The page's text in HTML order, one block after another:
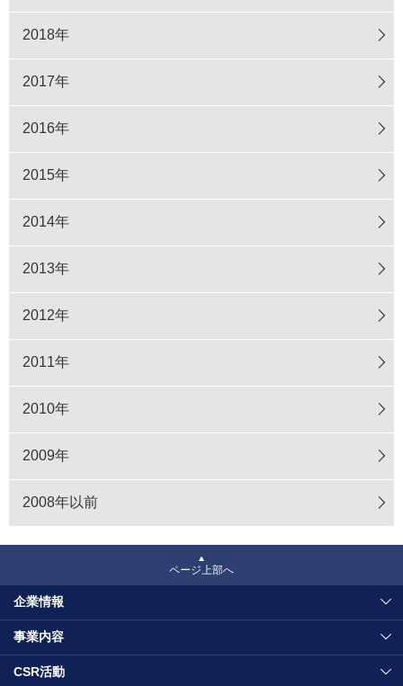
2018年
2017年
2016年
2015年
2014年
2013年
2012年
2011年
2010年
2009年
2008年以前
ページ上部へ
企業情報
事業内容
CSR活動